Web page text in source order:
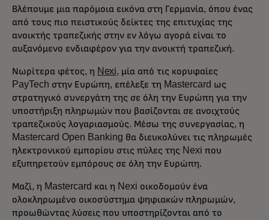
Βλέπουμε μια παρόμοια εικόνα στη Γερμανία, όπου ένας
από τους πιο πειστικούς δείκτες της επιτυχίας της
ανοικτής τραπεζικής στην εν λόγω αγορά είναι το
αυξανόμενο ενδιαφέρον για την ανοικτή τραπεζική.
Νωρίτερα φέτος, η Nexi, μία από τις κορυφαίες
PayTech στην Ευρώπη, επέλεξε τη Mastercard ως
στρατηγικό συνεργάτη της σε όλη την Ευρώπη για την
υποστήριξη πληρωμών που βασίζονται σε ανοιχτούς
τραπεζικούς λογαριασμούς. Μέσω της συνεργασίας, η
Mastercard Open Banking θα διευκολύνει τις πληρωμές
ηλεκτρονικού εμπορίου στις πύλες της Nexi που
εξυπηρετούν εμπόρους σε όλη την Ευρώπη.
Μαζί, η Mastercard και η Nexi οικοδομούν ένα
ολοκληρωμένο οικοσύστημα ψηφιακών πληρωμών,
προωθώντας λύσεις που υποστηρίζονται από το